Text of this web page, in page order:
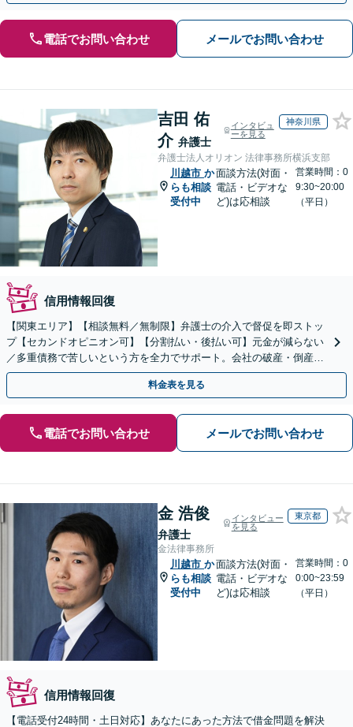
電話でお問い合わせ メールでお問い合わせ
吉田 佑
介 弁護士
インタビュ
ーを見る
神奈川県
弁護士法人オリオン 法律事務所横浜支部
川越市 か
らも相談
受付中
面談方法(対面・
電話・ビデオな
ど)は応相談
営業時間：0
9:30~20:00
（平日）
信用情報回復
【関東エリア】【相談無料／無制限】弁護士の介入で督促を即ストッ
プ【セカンドオピニオン可】【分割払い・後払い可】元金が減らない
／多重債務で苦しいという方を全力でサポート。会社の破産・倒産に
も対応。話しやすさを大切にしています。
料金表を見る
電話でお問い合わせ メールでお問い合わせ
金 浩俊
弁護士
インタビュー
を見る
東京都
金法律事務所
川越市 か
らも相談
受付中
面談方法(対面・
電話・ビデオな
ど)は応相談
営業時間：0
0:00~23:59
（平日）
信用情報回復
【電話受付24時間・土日対応】あなたにあった方法で借金問題を解決